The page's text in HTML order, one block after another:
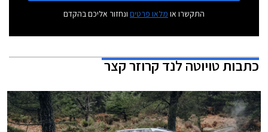
התקשרו או מלאו פרטים ונחזור אליכם בהקדם
כתבותטויוטה לנד קרוזר קצר